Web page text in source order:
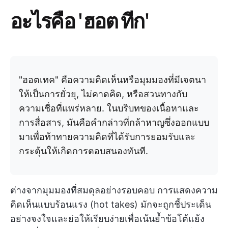
อะไรคือ 'ฮอต ทีก'
"ฮอตเทค" คือความคิดเห็นหรือมุมมองที่มีเจตนา
ให้เป็นการยั่วยุ, ไม่คาดคิด, หรือสวนทางกับ
ความเชื่อที่แพร่หลาย. ในบริบทของเนื้อหาและ
การสื่อสาร, มันคือคำกล่าวที่กล้าหาญซึ่งออกแบบ
มาเพื่อท้าทายความคิดที่ได้รับการยอมรับและ
กระตุ้นให้เกิดการตอบสนองทันที.
ต่างจากมุมมองที่สมดุลอย่างรอบคอบ การแสดงความ
คิดเห็นแบบร้อนแรง (hot takes) มักจะถูกชี้ประเด็น
อย่างจงใจและย่อให้เรียบง่ายเพื่อเน้นย้ำข้อโต้แย้ง